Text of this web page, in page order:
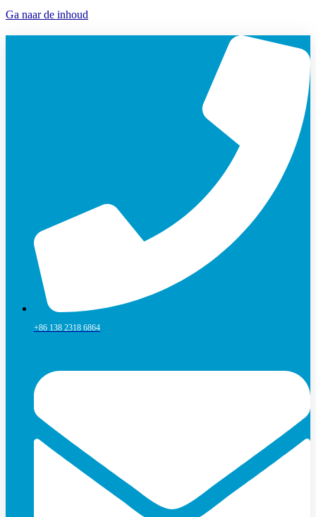
Ga naar de inhoud
+86 138 2318 6864